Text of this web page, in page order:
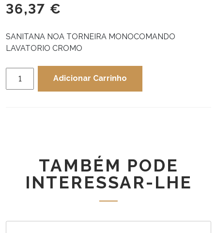
36,37 €
SANITANA NOA TORNEIRA MONOCOMANDO
LAVATORIO CROMO
Adicionar Carrinho
TAMBÉM PODE
INTERESSAR-LHE